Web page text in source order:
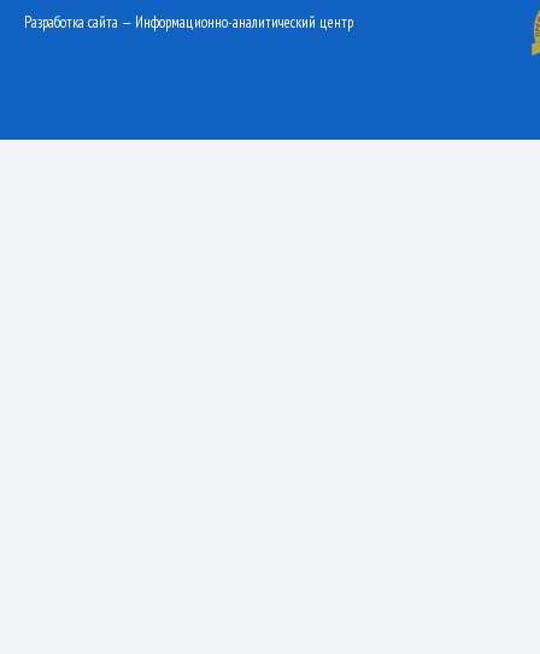
Разработка сайта — Информационно-аналитический центр